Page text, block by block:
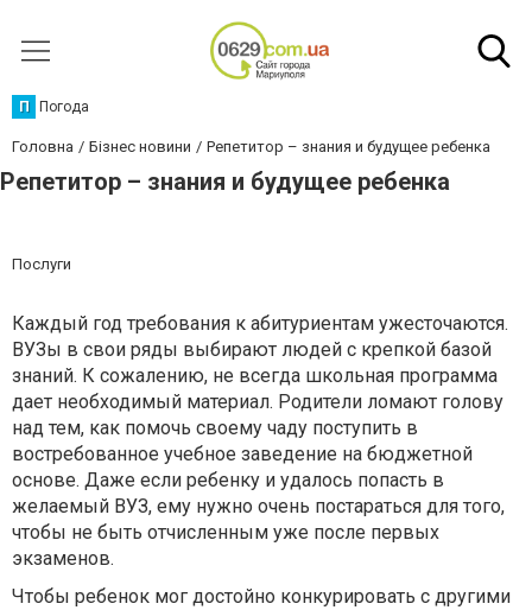
П Погода
Головна Бізнес новини Репетитор – знания и будущее ребенка
Репетитор – знания и будущее ребенка
Послуги
Каждый год требования к абитуриентам ужесточаются.
ВУЗы в свои ряды выбирают людей с крепкой базой
знаний. К сожалению, не всегда школьная программа
дает необходимый материал. Родители ломают голову
над тем, как помочь своему чаду поступить в
востребованное учебное заведение на бюджетной
основе. Даже если ребенку и удалось попасть в
желаемый ВУЗ, ему нужно очень постараться для того,
чтобы не быть отчисленным уже после первых
экзаменов.
Чтобы ребенок мог достойно конкурировать с другими